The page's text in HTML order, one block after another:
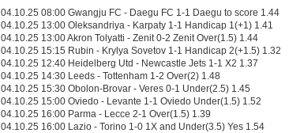
04.10.25 08:00 Gwangju FC - Daegu FC 1-1 Daegu to score 1.44
04.10.25 13:00 Oleksandriya - Karpaty 1-1 Handicap 1(+1) 1.41
04.10.25 13:00 Akron Tolyatti - Zenit 0-2 Zenit Over(1.5) 1.44
04.10.25 15:15 Rubin - Krylya Sovetov 1-1 Handicap 2(+1.5) 1.32
04.10.25 12:40 Heidelberg Utd - Newcastle Jets 1-1 X2 1.37
04.10.25 14:30 Leeds - Tottenham 1-2 Over(2) 1.48
04.10.25 15:30 Obolon-Brovar - Veres 0-1 Under(2.5) 1.45
04.10.25 15:00 Oviedo - Levante 1-1 Oviedo Under(1.5) 1.52
04.10.25 16:00 Parma - Lecce 2-1 Over(1.5) 1.39
04.10.25 16:00 Lazio - Torino 1-0 1X and Under(3.5) Yes 1.54